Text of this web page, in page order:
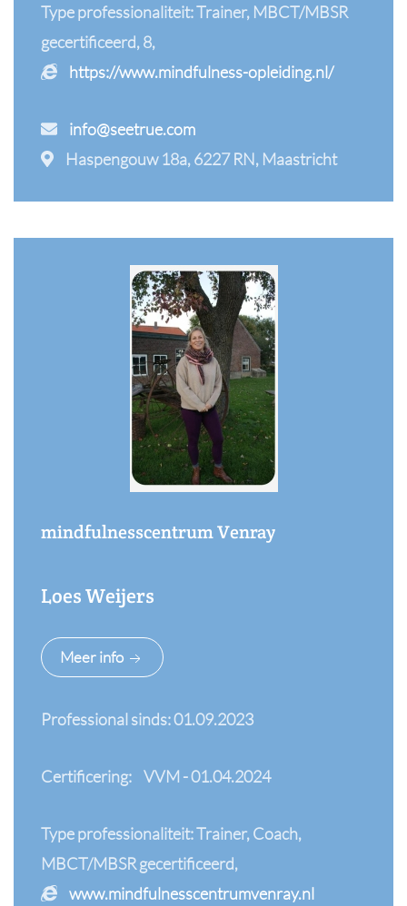
Type professionaliteit: Trainer, MBCT/MBSR
gecertificeerd, 8,
https://www.mindfulness-opleiding.nl/
info@seetrue.com
Haspengouw 18a, 6227 RN, Maastricht
mindfulnesscentrum Venray
Loes Weijers
Meer info
Professional sinds: 01.09.2023
Certificering: VVM - 01.04.2024
Type professionaliteit: Trainer, Coach,
MBCT/MBSR gecertificeerd,
www.mindfulnesscentrumvenray.nl